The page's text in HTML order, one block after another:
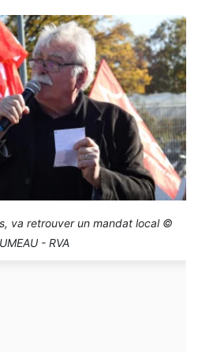
va retrouver un mandat local ©
- RVA